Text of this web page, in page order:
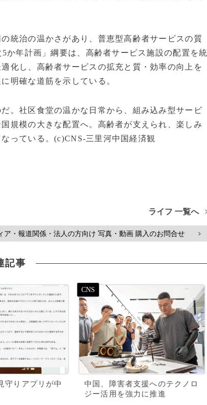
統治の温かさがあり、普恵型高齢者サービスの質
か年計画」綱要は、高齢者サービス施設の配置を
化し、高齢者サービスの拡充と質・効率の向上を
明確な道筋を示している。
。社区食堂の温かな日常から、組み込み型サービ
規模の大きな配置へ。高齢者が支えられ、楽しみ
っている。(c)CNS-三里河中国経済観
ライフ 一覧へ
ア・報道関係・法人の方向け 写真・動画 購入のお問合せ >
記事
守りアプリが中
中国、障害者支援へのテクノロ
ジー活用を強力に推進